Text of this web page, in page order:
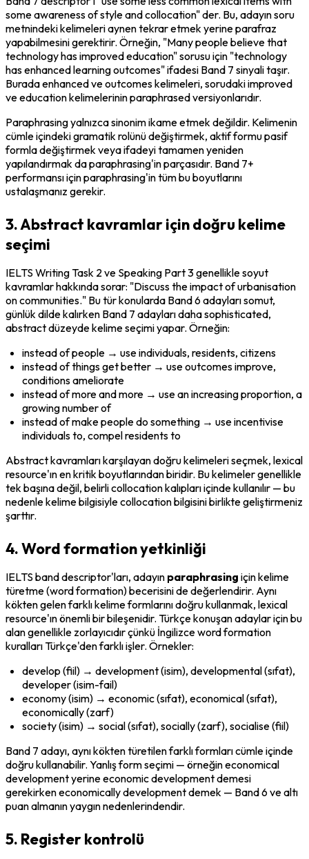
some awareness of style and collocation" der. Bu, adayın soru
metnindeki kelimeleri aynen tekrar etmek yerine parafraz
yapabilmesini gerektirir. Örneğin, "Many people believe that
technology has improved education" sorusu için "technology
has enhanced learning outcomes" ifadesi Band 7 sinyali taşır.
Burada enhanced ve outcomes kelimeleri, sorudaki improved
ve education kelimelerinin paraphrased versiyonlarıdır.
Paraphrasing yalnızca sinonim ikame etmek değildir. Kelimenin
cümle içindeki gramatik rolünü değiştirmek, aktif formu pasif
formla değiştirmek veya ifadeyi tamamen yeniden
yapılandırmak da paraphrasing'in parçasıdır. Band 7+
performansı için paraphrasing'in tüm bu boyutlarını
ustalaşmanız gerekir.
3. Abstract kavramlar için doğru kelime
seçimi
IELTS Writing Task 2 ve Speaking Part 3 genellikle soyut
kavramlar hakkında sorar: "Discuss the impact of urbanisation
on communities." Bu tür konularda Band 6 adayları somut,
günlük dilde kalırken Band 7 adayları daha sophisticated,
abstract düzeyde kelime seçimi yapar. Örneğin:
instead of people → use individuals, residents, citizens
instead of things get better → use outcomes improve
conditions ameliorate
instead of more and more → use an increasing proportion, a
growing number of
instead of make people do something → use incentivise
individuals to, compel residents to
Abstract kavramları karşılayan doğru kelimeleri seçmek, lexical
resource'ın en kritik boyutlarından biridir. Bu kelimeler genellikle
tek başına değil, belirli collocation kalıpları içinde kullanılır — bu
nedenle kelime bilgisiyle collocation bilgisini birlikte geliştirmeniz
şarttır.
4. Word formation yetkinliği
IELTS band descriptor'ları, adayın paraphrasing için kelime
türetme (word formation) becerisini de değerlendirir. Aynı
kökten gelen farklı kelime formlarını doğru kullanmak, lexical
resource'ın önemli bir bileşenidir. Türkçe konuşan adaylar için bu
alan genellikle zorlayıcıdır çünkü İngilizce word formation
kuralları Türkçe'den farklı işler. Örnekler:
develop (fiil) → development (isim), developmental
developer (isim-fail)
economy (isim) → economic (sıfat), economical
economically (zarf)
society (isim) → social (sıfat), socially (zarf), socialise (fiil)
Band 7 adayı, aynı kökten türetilen farklı formları cümle içinde
doğru kullanabilir. Yanlış form seçimi — örneğin economical
development yerine economic development demesi
gerekirken economically development demek — Band 6 ve altı
puan almanın yaygın nedenlerindendir.
5. Register kontrolü